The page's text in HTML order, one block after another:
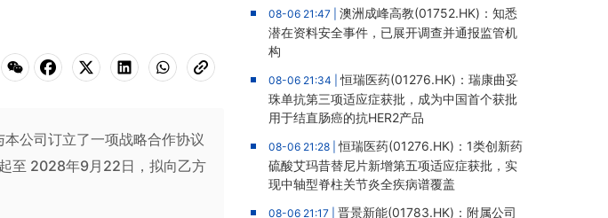
公司订立了一项战略合作协议
至 2028年9月22日，拟向乙方
08-06 21:47 | 澳洲成峰高教(01752.HK)：知悉
潜在资料安全事件，已展开调查并通报监管机
构
08-06 21:34 |恒瑞医药(01276.HK)：瑞康曲妥
珠单抗第三项适应症获批，成为中国首个获批
用于结直肠癌的抗HER2产品
08-06 21:28 |恒瑞医药(01276.HK)：1类创新药
硫酸艾玛昔替尼片新增第五项适应症获批，实
现中轴型脊柱关节炎全疾病谱覆盖
08-06 21:17 | 晋景新能(01783.HK)：附属公司